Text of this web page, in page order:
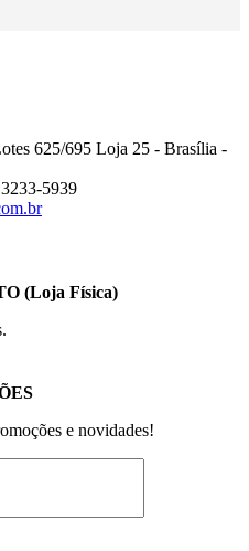
625/695 Loja 25 - Brasília -
5939
(Loja Física)
e novidades!